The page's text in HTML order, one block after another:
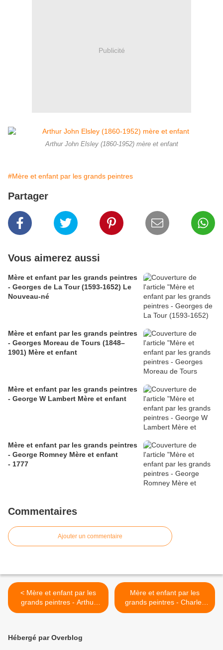
Publicité
Arthur John Elsley (1860-1952) mère et enfant
#Mère et enfant par les grands peintres
Partager
Vous aimerez aussi
Mère et enfant par les grands peintres
- Georges de La Tour (1593-1652) Le
Nouveau-né
Mère et enfant par les grands peintres
- Georges Moreau de Tours (1848–
1901) Mère et enfant
Mère et enfant par les grands peintres
- George W Lambert Mère et enfant
Mère et enfant par les grands peintres
- George Romney Mère et enfant
- 1777
Commentaires
Ajouter un commentaire
< Mère et enfant par les
grands peintres - Arthur
John Elsley (1860-1952)
Mère et enfant par les
grands peintres - Charles
West Cope (1811-1890) >
Hébergé par Overblog